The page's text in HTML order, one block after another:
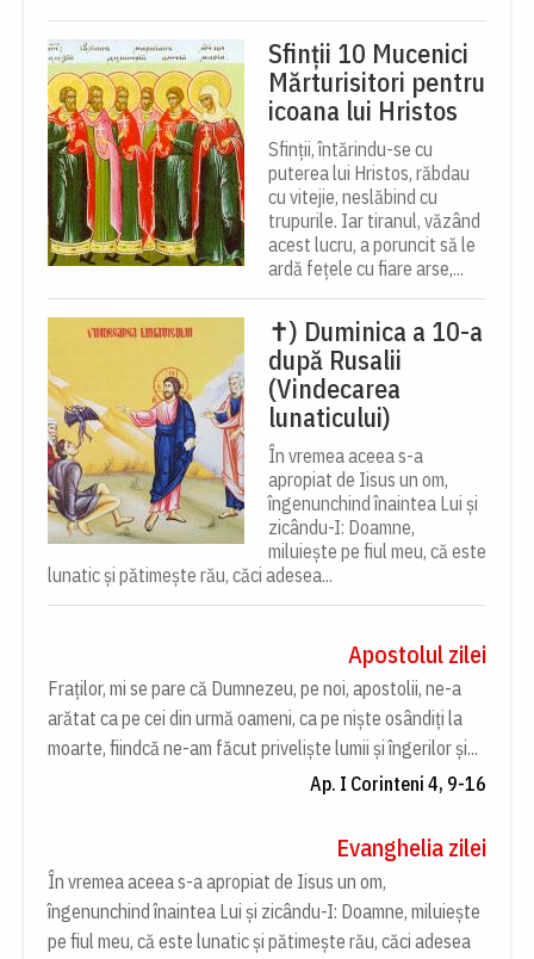
Sfinții 10 Mucenici
Mărturisitori pentru
icoana lui Hristos
Sfinții, întărindu-se cu
puterea lui Hristos, răbdau
cu vitejie, neslăbind cu
trupurile. Iar tiranul, văzând
acest lucru, a poruncit să le
ardă fețele cu fiare arse,...
✝) Duminica a 10-a
după Rusalii
(Vindecarea
lunaticului)
În vremea aceea s-a
apropiat de Iisus un om,
îngenunchind înaintea Lui și
zicându-I: Doamne,
miluiește pe fiul meu, că este
lunatic și pătimește rău, căci adesea...
Apostolul zilei
Fraților, mi se pare că Dumnezeu, pe noi, apostolii, ne-a
arătat ca pe cei din urmă oameni, ca pe niște osândiți la
moarte, fiindcă ne-am făcut priveliște lumii și îngerilor și...
Ap. I Corinteni 4, 9-16
Evanghelia zilei
În vremea aceea s-a apropiat de Iisus un om,
îngenunchind înaintea Lui și zicându-I: Doamne, miluiește
pe fiul meu, că este lunatic și pătimește rău, căci adesea